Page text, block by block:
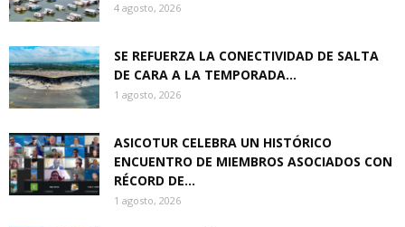
4 agosto, 2026
SE REFUERZA LA CONECTIVIDAD DE SALTA
DE CARA A LA TEMPORADA...
1 agosto, 2026
ASICOTUR CELEBRA UN HISTÓRICO
ENCUENTRO DE MIEMBROS ASOCIADOS CON
RÉCORD DE...
1 agosto, 2026